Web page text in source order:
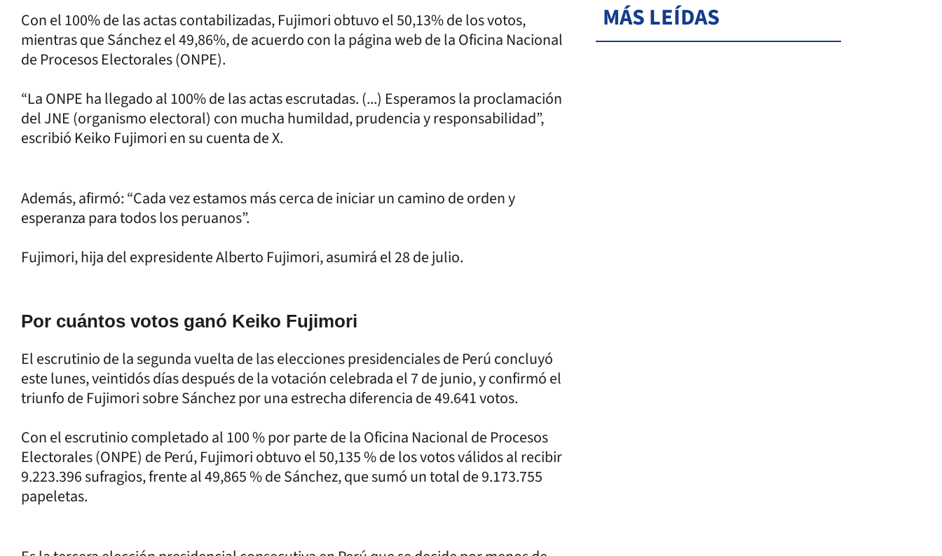
Con el 100% de las actas contabilizadas, Fujimori obtuvo el 50,13% de los votos,
mientras que Sánchez el 49,86%, de acuerdo con la página web de la Oficina Nacional
de Procesos Electorales (ONPE).
“La ONPE ha llegado al 100% de las actas escrutadas. (...) Esperamos la proclamación
del JNE (organismo electoral) con mucha humildad, prudencia y responsabilidad”,
escribió Keiko Fujimori en su cuenta de X.
Además, afirmó: “Cada vez estamos más cerca de iniciar un camino de orden y
esperanza para todos los peruanos”.
Fujimori, hija del expresidente Alberto Fujimori, asumirá el 28 de julio.
Por cuántos votos ganó Keiko Fujimori
El escrutinio de la segunda vuelta de las elecciones presidenciales de Perú concluyó
este lunes, veintidós días después de la votación celebrada el 7 de junio, y confirmó el
triunfo de Fujimori sobre Sánchez por una estrecha diferencia de 49.641 votos.
Con el escrutinio completado al 100 % por parte de la Oficina Nacional de Procesos
Electorales (ONPE) de Perú, Fujimori obtuvo el 50,135 % de los votos válidos al recibir
9.223.396 sufragios, frente al 49,865 % de Sánchez, que sumó un total de 9.173.755
papeletas.
MÁS LEÍDAS